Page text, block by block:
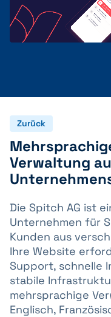
Zurück
Verwaltung
Die Spitch AG ist
Unternehmen für
Kunden aus
Ihre Website
Support, schnelle
stabile
mehrsprachige
Englisch,